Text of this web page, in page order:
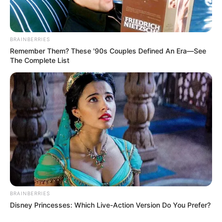
Seccional de Tránsito y Transporte del Tolima,
hicieron
presencia en las vías durante el fin de semana de la
celebración del puente festivo de Reyes, realizando un
que atraviesan esta región, donde garantizamos de
manera permanente la seguridad de los viajeros que se
movilizaron cerca de 117.259 vehículos por las diferentes
vías de nuestra jurisdicción, de los cuales ingresaron
41.362 y salieron 75.897.
En cuanto al terminal de transporte terrestre se
movilizaron 86.932 pasajeros a diferentes destinos,
donde se realizaron controles a conductores, pasajeros,
equipajes y vehículos,para garantizar la seguridad de
quienes utilizan este medio de transporte.
COMPARTIR
BRAINBERRIES
Remember Them? These '90s Couples Defined An Era—See
The Complete List
BRAINBERRIES
Disney Princesses: Which Live-Action Version Do You Prefer?